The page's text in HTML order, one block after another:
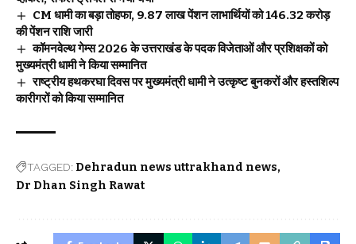
CM धामी का बड़ा तोहफा, 9.87 लाख पेंशन लाभार्थियों को ₹146.32 करोड़
की पेंशन राशि जारी
कॉमनवेल्थ गेम्स 2026 के उत्तराखंड के पदक विजेताओं और प्रशिक्षकों को
मुख्यमंत्री धामी ने किया सम्मानित
राष्ट्रीय हथकरघा दिवस पर मुख्यमंत्री धामी ने उत्कृष्ट बुनकरों और हस्तशिल्प
कारीगरों को किया सम्मानित
TAGGED: Dehradun news uttrakhand news
Dr Dhan Singh Rawat